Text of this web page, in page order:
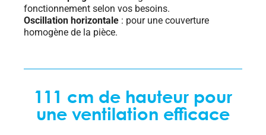
fonctionnement selon vos besoins.
Oscillation horizontale : pour une couverture
homogène de la pièce.
111 cm de hauteur pour
une ventilation efficace